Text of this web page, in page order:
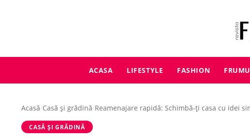
ACASA LIFESTYLE FASHION
Acasă/Casă și grădină/Reamenajare rapidă: Schimbă-ți casa cu idei
CASĂ ȘI GRĂDINĂ